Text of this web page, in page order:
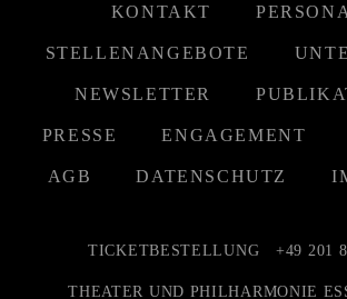
KONTAKT
STELLENANGEBOTE
NEWSLETTER
PRESSE ENGAGEMENT
AGB DATENSCHUTZ
TICKETBESTELLUNG +49 201
THEATER UND PHILHARMONIE